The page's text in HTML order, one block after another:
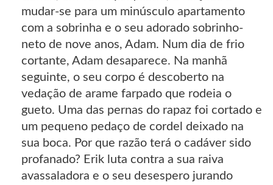
mudar-se para um minúsculo apartamento
com a sobrinha e o seu adorado sobrinho-
neto de nove anos, Adam. Num dia de frio
cortante, Adam desaparece. Na manhã
seguinte, o seu corpo é descoberto na
vedação de arame farpado que rodeia o
gueto. Uma das pernas do rapaz foi cortado e
um pequeno pedaço de cordel deixado na
sua boca. Por que razão terá o cadáver sido
profanado? Erik luta contra a sua raiva
avassaladora e o seu desespero jurando